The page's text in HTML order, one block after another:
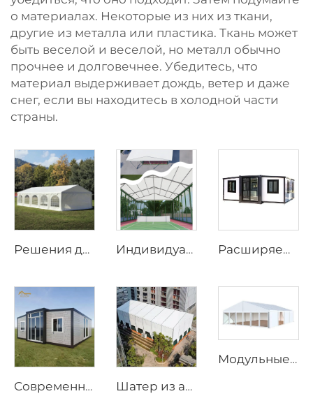
о материалах. Некоторые из них из ткани,
другие из металла или пластика. Ткань может
быть веселой и веселой, но металл обычно
прочнее и долговечнее. Убедитесь, что
материал выдерживает дождь, ветер и даже
снег, если вы находитесь в холодной части
страны.
Решения для роскошных мероприятий: шатры для свадеб и объектов гостиничного бизнеса | Крупногабаритные сборные банкетные залы для открытых курортов Индивидуальные панорамные решения для падел-кортов со стеклянными стенами | Спортивные навесы из стали и алюминия с теневыми клапанами для проектов круглогодичного использования Расширяемый дом | Быстросборный prefab-студийный контейнер для мобильного проживания и коммерческих объектов
Современный prefabрицированный дом с 3 спальнями | Расширяемый жилой контейнерный дом длиной 20 футов для устойчивого образа жизни Шатер из алюминия для круглогодичного использования | Коммерческий бескаркасный навес для открытых свадебных приемов и выставок
Модульные решения для расширения складских помещений в промышленных проектах | Огнестойкие ПВХ-шатры для хранения при расширении производственных мощностей завода